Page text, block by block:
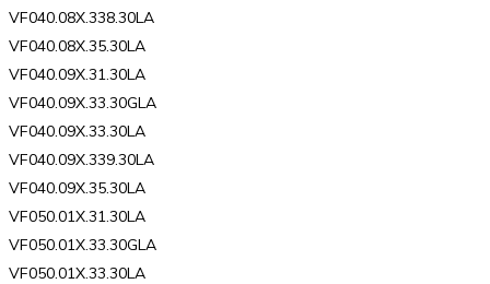
VF040.08X.338.30LA
VF040.08X.35.30LA
VF040.09X.31.30LA
VF040.09X.33.30GLA
VF040.09X.33.30LA
VF040.09X.339.30LA
VF040.09X.35.30LA
VF050.01X.31.30LA
VF050.01X.33.30GLA
VF050.01X.33.30LA